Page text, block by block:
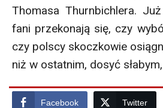
Thomasa Thurnbichlera.
fani przekonają się, czy
czy polscy skoczkowie
niż w ostatnim, dosyć
Facebook Twitter